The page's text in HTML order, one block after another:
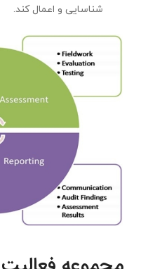
شناسایی و اعمال کند.